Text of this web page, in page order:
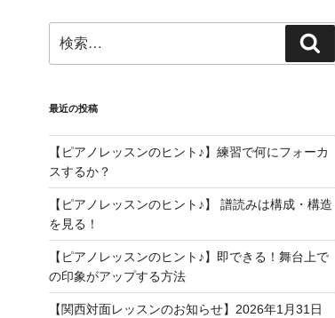
o
k
e
C
n
el
a
gr
a
m
u
u
e
C
h
a
n
n
el
索:
索
最近の投稿
【ピアノレッスンのヒント♪】練習で何にフォーカ
スするか？
【ピアノレッスンのヒント♪】 譜読みは構成・構造
を見る！
【ピアノレッスンのヒント♪】即できる！舞台上で
の印象がアップする方法
【関西対面レッスンのお知らせ】2026年1月31日